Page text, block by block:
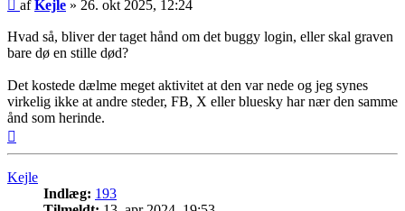
afKejle » 26. okt 2025, 12:24
Hvad så, bliver der taget hånd om det buggy login, eller skal graven
bare dø en stille død?
Det kostede dælme meget aktivitet at den var nede og jeg synes
virkelig ikke at andre steder, FB, X eller bluesky har nær den samme
ånd som herinde.
Kejle
Indlæg: 193